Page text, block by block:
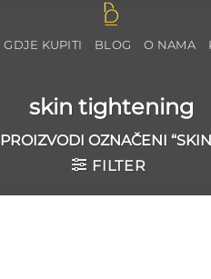
GDJE KUPITI BLOG O NAMA
skin tightening
PROIZVODI OZNAČENI
FILTER